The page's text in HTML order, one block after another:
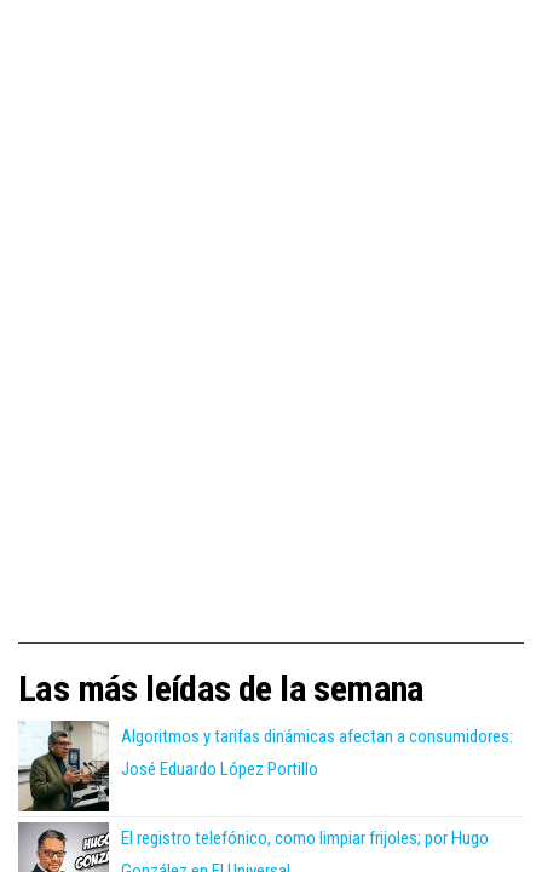
Las más leídas de la semana
Algoritmos y tarifas dinámicas afectan a consumidores:
José Eduardo López Portillo
El registro telefónico, como limpiar frijoles; por Hugo